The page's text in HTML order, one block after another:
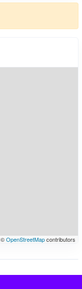
©OpenStreetMapcontributors